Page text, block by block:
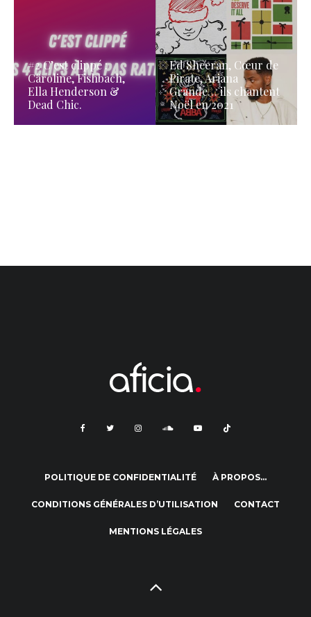
#2 C’est clippé :
Cäroline, Fishbach,
Ella Henderson &
Dead Chic.
Ed Sheeran, Cœur de
Pirate, Ariana
Grande… ils chantent
Noël en 2021
POLITIQUE DE CONFIDENTIALITÉ À PROPOS…
CONDITIONS GÉNÉRALES D’UTILISATION CONTACT
MENTIONS LÉGALES